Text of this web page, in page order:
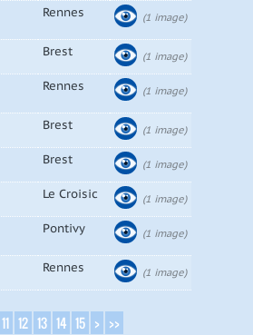
Rennes (1 image)
Brest (1 image)
Rennes (1 image)
Brest (1 image)
Brest (1 image)
Le Croisic (1 image)
Pontivy (1 image)
Rennes (1 image)
11 12 13 14 15 > >>